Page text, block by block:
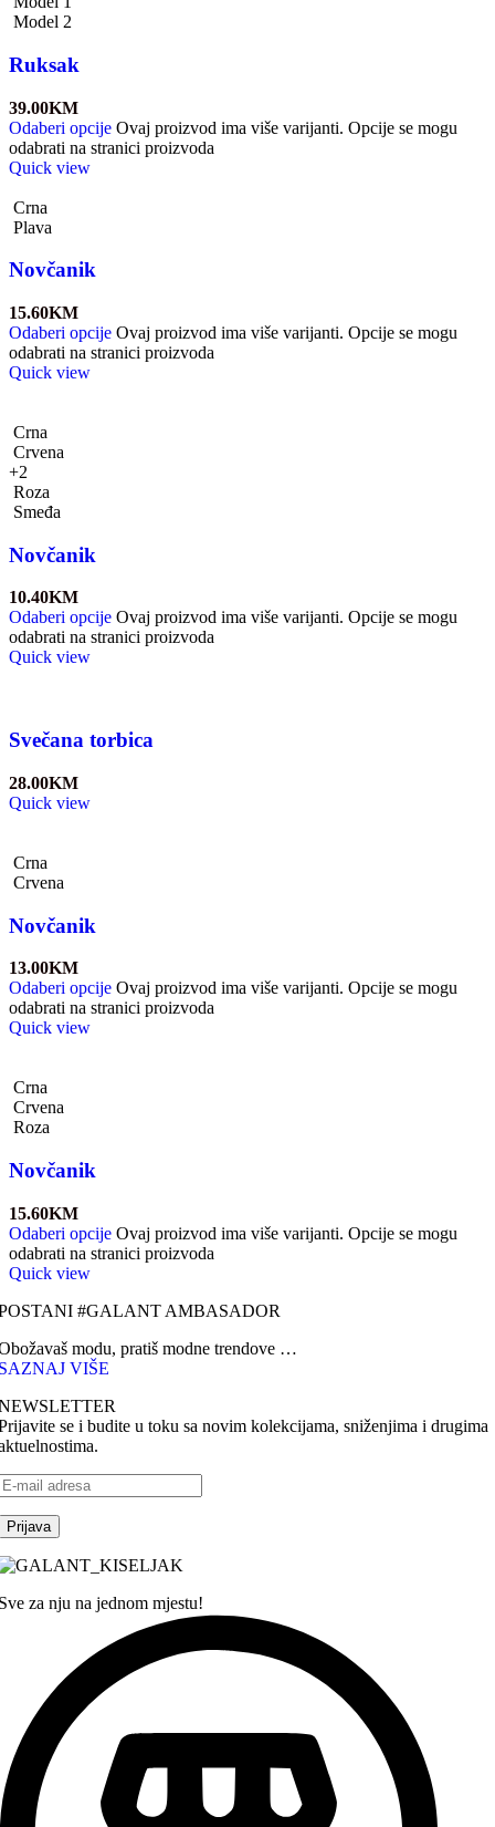
Model 2
Ruksak
39.00KM
Odaberi opcije Ovaj proizvod ima više varijanti. Opcije se mogu
odabrati na stranici proizvoda
Quick view
Crna
Plava
Novčanik
15.60KM
Odaberi opcije Ovaj proizvod ima više varijanti. Opcije se mogu
odabrati na stranici proizvoda
Quick view
Crna
Crvena
+2
Roza
Smeđa
Novčanik
10.40KM
Odaberi opcije Ovaj proizvod ima više varijanti. Opcije se mogu
odabrati na stranici proizvoda
Quick view
Svečana torbica
28.00KM
Quick view
Crna
Crvena
Novčanik
13.00KM
Odaberi opcije Ovaj proizvod ima više varijanti. Opcije se mogu
odabrati na stranici proizvoda
Quick view
Crna
Crvena
Roza
Novčanik
15.60KM
Odaberi opcije Ovaj proizvod ima više varijanti. Opcije se mogu
odabrati na stranici proizvoda
Quick view
#GALANT AMBASADOR
modu, pratiš modne trendove …
VIŠE
se i budite u toku sa novim kolekcijama, sniženjima i drugima
za nju na jednom mjestu!